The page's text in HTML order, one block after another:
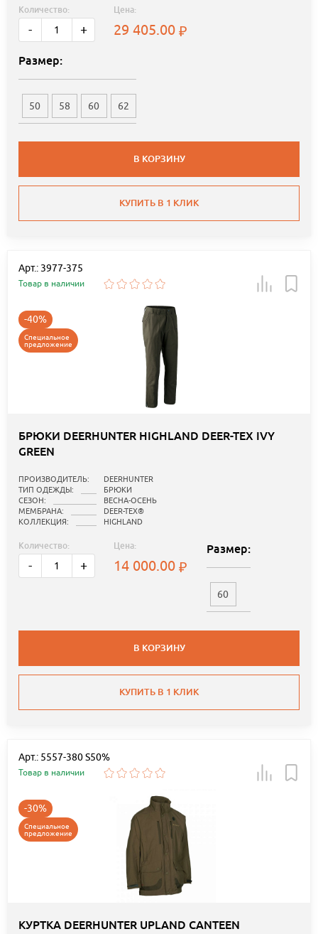
Количество:
- +
Цена:
29 405.00
Размер:
50 58 60 62
В КОРЗИНУ
КУПИТЬ В 1 КЛИК
Арт.: 3977-375
Товар в наличии
-40%
Специальное
предложение
БРЮКИ DEERHUNTER HIGHLAND DEER-TEX IVY
GREEN
ПРОИЗВОДИТЕЛЬ:
DEERHUNTER
ТИП ОДЕЖДЫ:
БРЮКИ
СЕЗОН:
ВЕСНА-ОСЕНЬ
МЕМБРАНА:
DEER-TEX®
КОЛЛЕКЦИЯ:
HIGHLAND
Количество:
- +
Цена:
14 000.00
Размер:
60
В КОРЗИНУ
КУПИТЬ В 1 КЛИК
Арт.: 5557-380 S50%
Товар в наличии
-30%
Специальное
предложение
КУРТКА DEERHUNTER UPLAND CANTEEN